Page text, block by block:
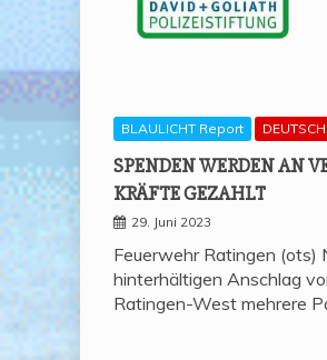
BLAULICHT Report
SPEN­DEN WER­DEN AN
KRÄF­TE GEZAHLT
29. Juni 2023
Feuerwehr Ratingen (ots)
hinterhältigen Anschlag
Ratingen-West mehrere